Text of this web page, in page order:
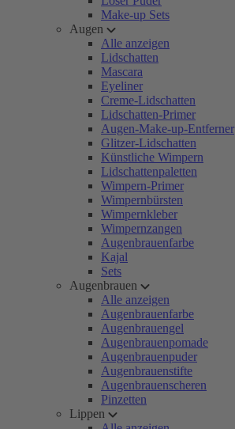
Make-up Sets
Augen
Alle anzeigen
Lidschatten
Mascara
Eyeliner
Creme-Lidschatten
Lidschatten-Primer
Augen-Make-up-Entferner
Glitzer-Lidschatten
Künstliche Wimpern
Lidschattenpaletten
Wimpern-Primer
Wimpernbürsten
Wimpernkleber
Wimpernzangen
Augenbrauenfarbe
Kajal
Sets
Augenbrauen
Alle anzeigen
Augenbrauenfarbe
Augenbrauengel
Augenbrauenpomade
Augenbrauenpuder
Augenbrauenstifte
Augenbrauenscheren
Pinzetten
Lippen